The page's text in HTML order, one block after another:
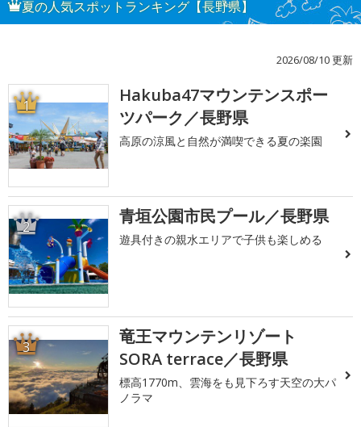
夏の人気スポットランキング【長野県】
2026/08/10 更新
1
Hakuba47マウンテンスポー
ツパーク／長野県
高原の涼風と自然が満喫できる夏の楽園
2 青垣公園市民プール／長野県
遊具付きの親水エリアで子供も楽しめる
3
竜王マウンテンリゾート
SORA terrace／長野県
標高1770m、雲海をも見下ろす天空の大パ
ノラマ